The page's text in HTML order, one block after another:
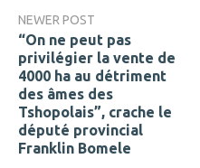
NEWER POST
“On ne peut pas
privilégier la vente de
4000 ha au détriment
des âmes des
Tshopolais”, crache le
député provincial
Franklin Bomele